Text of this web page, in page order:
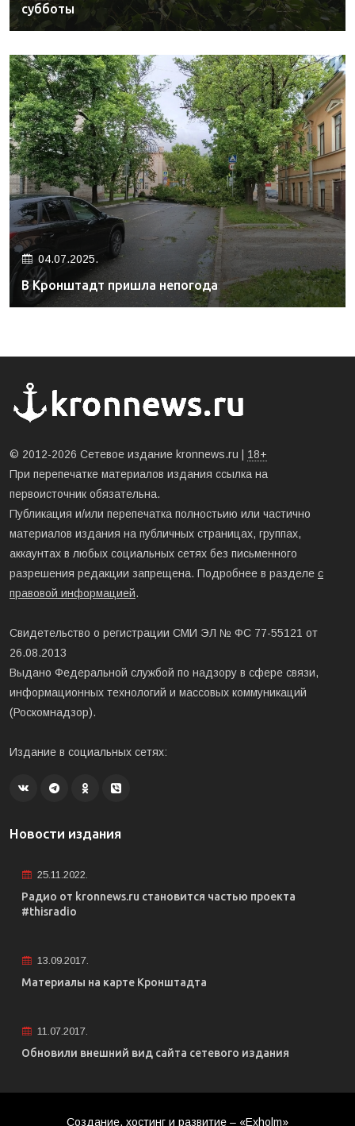
субботы
04.07.2025.
В Кронштадт пришла непогода
© 2012-2026 Сетевое издание kronnews.ru | 18+
При перепечатке материалов издания ссылка на
первоисточник обязательна.
Публикация и/или перепечатка полностьию или частично
материалов издания на публичных страницах, группах,
аккаунтах в любых социальных сетях без письменного
разрешения редакции запрещена. Подробнее в разделе с
правовой информацией.
Свидетельство о регистрации СМИ ЭЛ № ФС 77-55121 от
26.08.2013
Выдано Федеральной службой по надзору в сфере связи,
информационных технологий и массовых коммуникаций
(Роскомнадзор).
Издание в социальных сетях:
Новости издания
25.11.2022.
Радио от kronnews.ru становится частью проекта
#thisradio
13.09.2017.
Материалы на карте Кронштадта
11.07.2017.
Обновили внешний вид сайта сетевого издания
Создание, хостинг и развитие – «Exholm»